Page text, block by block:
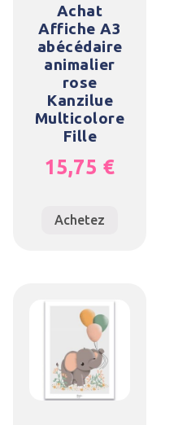
Achat
Affiche A3
abécédaire
animalier
rose
Kanzilue
Multicolore
Fille
15,75 €
Achetez